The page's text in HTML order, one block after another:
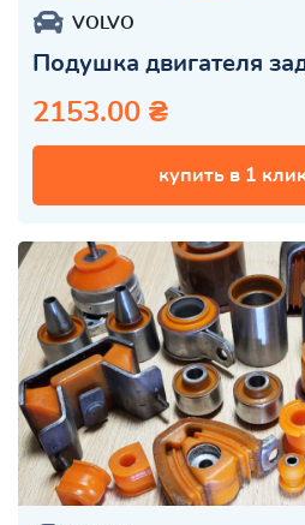
VOLVO
Подушка двигателя
2153.00 ₴
купить в 1